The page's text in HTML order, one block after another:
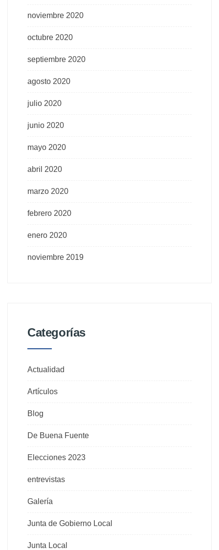
noviembre 2020
octubre 2020
septiembre 2020
agosto 2020
julio 2020
junio 2020
mayo 2020
abril 2020
marzo 2020
febrero 2020
enero 2020
noviembre 2019
Categorías
Actualidad
Artículos
Blog
De Buena Fuente
Elecciones 2023
entrevistas
Galería
Junta de Gobierno Local
Junta Local